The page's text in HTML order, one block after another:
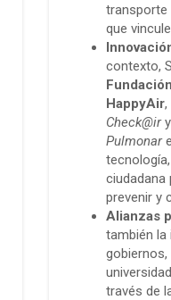
transporte
que
contexto,
HappyAir,
Check@iry
Pulmonar
ciudadana
prevenir y
Alianzas
también la
través de